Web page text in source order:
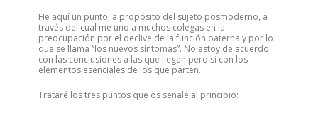
He aquí un punto, a propósito del sujeto posmoderno, a
través del cual me uno a muchos colegas en la
preocupación por el declive de la función paterna y por lo
que se llama “los nuevos síntomas”. No estoy de acuerdo
con las conclusiones a las que llegan pero si con los
elementos esenciales de los que parten.
Trataré los tres puntos que os señalé al principio: